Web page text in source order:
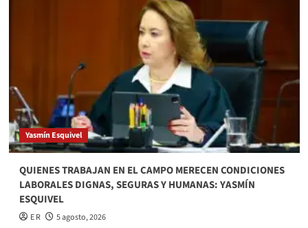
Yasmín Esquivel
QUIENES TRABAJAN EN EL CAMPO MERECEN CONDICIONES
LABORALES DIGNAS, SEGURAS Y HUMANAS: YASMÍN
ESQUIVEL
E R 5 agosto, 2026